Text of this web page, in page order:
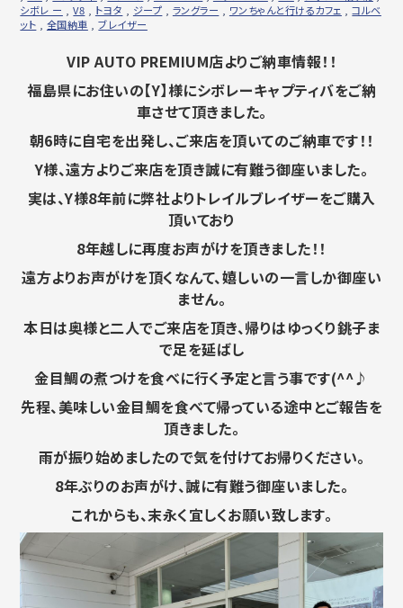
シボレ ー
,V8 トヨタ ジープ ラングラー ワンちゃんと行けるカフェ ,コルベ
ット
全国納車 ,ブレイザー
VIP AUTO PREMIUM店よりご納車情報！！
福島県にお住いの【Y】様にシボレーキャプティバをご納
車させて頂きました。
朝6時に自宅を出発し、ご来店を頂いてのご納車です！！
Y様、遠方よりご来店を頂き誠に有難う御座いました。
実は、Y様8年前に弊社よりトレイルブレイザーをご購入
頂いており
8年越しに再度お声がけを頂きました！！
遠方よりお声がけを頂くなんて、嬉しいの一言しか御座い
ません。
本日は奥様と二人でご来店を頂き、帰りはゆっくり銚子ま
で足を延ばし
金目鯛の煮つけを食べに行く予定と言う事です(^^♪
先程、美味しい金目鯛を食べて帰っている途中とご報告を
頂きました。
雨が振り始めましたので気を付けてお帰りください。
8年ぶりのお声がけ、誠に有難う御座いました。
これからも、末永く宜しくお願い致します。